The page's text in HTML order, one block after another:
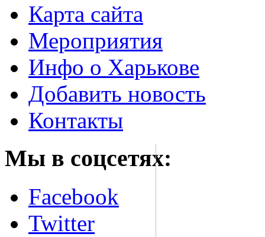
Карта сайта
Мероприятия
Инфо о Харькове
Добавить новость
Контакты
Мы в соцсетях:
Facebook
Twitter